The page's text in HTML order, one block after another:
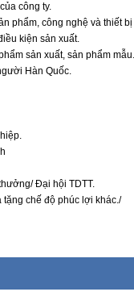
công ty.
phẩm, công nghệ và thiết
kiện sản xuất.
sản xuất, sản phẩm mẫu.
Hàn Quốc.
Đại hội TDTT.
chế độ phúc lợi khác./